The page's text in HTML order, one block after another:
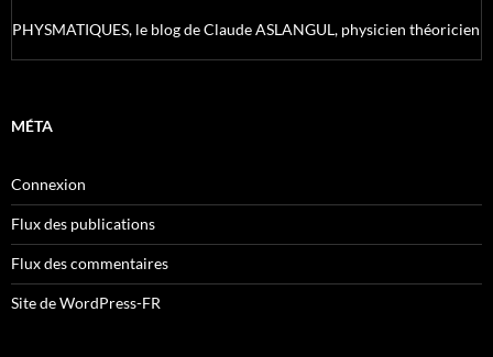
PHYSMATIQUES, le blog de Claude ASLANGUL, physicien théoricien
MÉTA
Connexion
Flux des publications
Flux des commentaires
Site de WordPress-FR